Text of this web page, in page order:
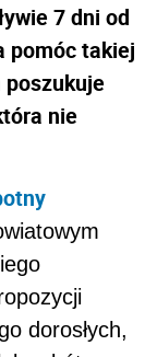
7 dni od
pomóc takiej
nie
dorosłych,